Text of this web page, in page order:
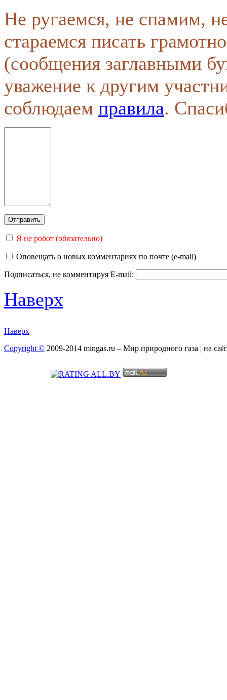
Не ругаемся, не спамим,
стараемся писать
(сообщения заглавными
уважение к другим
соблюдаем правила.
Я не робот (обязательно)
Оповещать о новых комментариях по почте (e-mail)
Подписаться, не комментируя E-mail:
Наверх
Наверх
Copyright © 2009-2014 mingas.ru – Мир природного газа | на